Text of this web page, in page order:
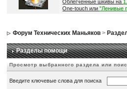
Облегченные шкивы на
One-touch или"Ленивые
Форум Технических Маньяков >
Разделы помощи
Просмотр выбранного раздела или
Введите ключевые слова для поиска